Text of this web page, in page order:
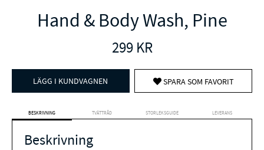
Hand & Body Wash, Pine
299KR
LÄGG I KUNDVAGNEN SPARA SOM FAVORIT
BESKRIVNING TVÄTTRÅD STORLEKSGUIDE LEVERANS
Beskrivning